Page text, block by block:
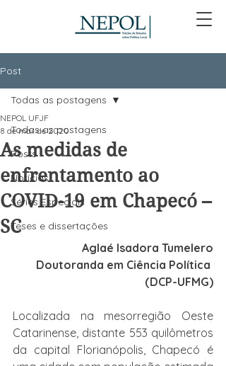
Post
Todas as postagens
Posts
Notícias
Séries Especiais
Teses e dissertações
Todas as postagens
As medidas de
enfrentamento ao
COVID-19 em Chapecó –
SC
NEPOL UFJF
8 de mai. de 2020
Aglaé Isadora Tumelero
Doutoranda em Ciência Política
(DCP-UFMG)
Localizada na mesorregião Oeste
Catarinense, distante 553 quilômetros
da capital Florianópolis, Chapecó é